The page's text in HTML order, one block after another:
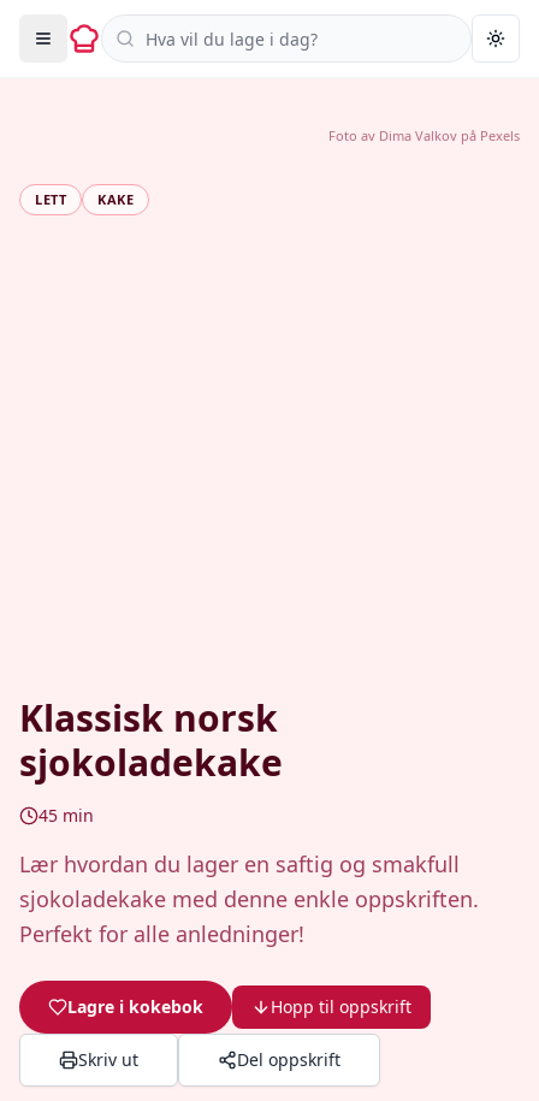
Søk i oppskrifter
LETT KAKE
Klassisk norsk
sjokoladekake
45 min
Lær hvordan du lager en saftig og smakfull
sjokoladekake med denne enkle oppskriften.
Perfekt for alle anledninger!
Lagre i kokebok Hopp til oppskrift
Skriv ut Del oppskrift
Foto av Dima Valkov på Pexels